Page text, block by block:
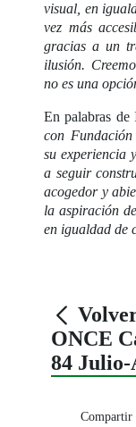
visual, en
vez más
gracias a un
ilusión.
no es una
En palabras de
con
su experiencia
a seguir
acogedor y
la aspiración
en igualdad de
ONCE
84 Julio-
Compartir